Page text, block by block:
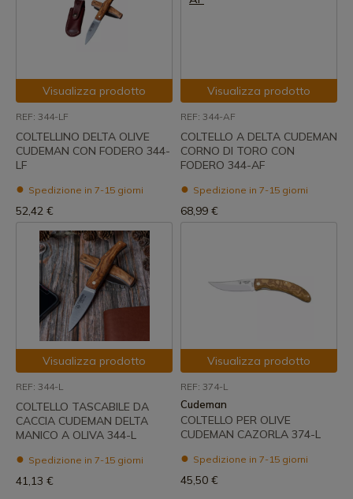
Visualizza prodotto
REF: 344-LF
COLTELLINO DELTA OLIVE
CUDEMAN CON FODERO 344-
LF
Spedizione in 7-15 giorni
52,42 €
Visualizza prodotto
REF: 344-AF
COLTELLO A DELTA CUDEMAN
CORNO DI TORO CON
FODERO 344-AF
Spedizione in 7-15 giorni
68,99 €
Visualizza prodotto
REF: 344-L
COLTELLO TASCABILE DA
CACCIA CUDEMAN DELTA
MANICO A OLIVA 344-L
Spedizione in 7-15 giorni
41,13 €
Visualizza prodotto
REF: 374-L
Cudeman
COLTELLO PER OLIVE
CUDEMAN CAZORLA 374-L
Spedizione in 7-15 giorni
45,50 €